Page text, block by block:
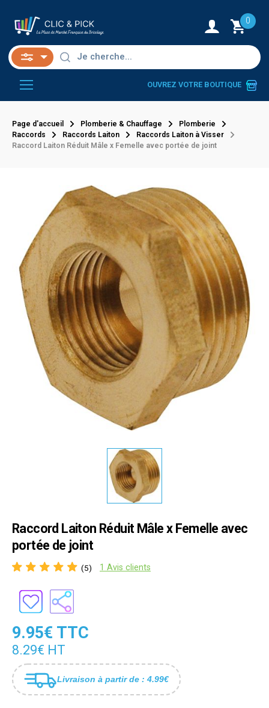
0
OUVREZ VOTRE BOUTIQUE
Page d'accueil Plomberie & Chauffage
Plomberie
Raccords
Raccords Laiton
Raccords Laiton à Visser
Raccord Laiton Réduit Mâle x Femelle avec portée de joint
Raccord Laiton Réduit Mâle x Femelle avec
portée de joint
(5) 1 Avis clients
9.95€ TTC
8.29€ HT
Livraison à partir de : 4.99€